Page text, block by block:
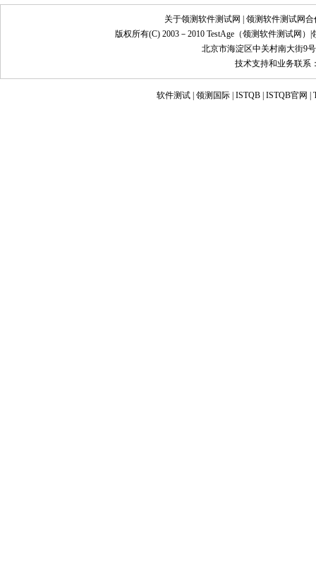
关于领测软件测试网 |领测软件测试网
版权所有(C) 2003－2010 TestAge（领测软件测试网 ）|
北京市海淀区中关村南大街9
技术支持和业务联系
软件测试 |领测国际 |ISTQB |ISTQB官网 |